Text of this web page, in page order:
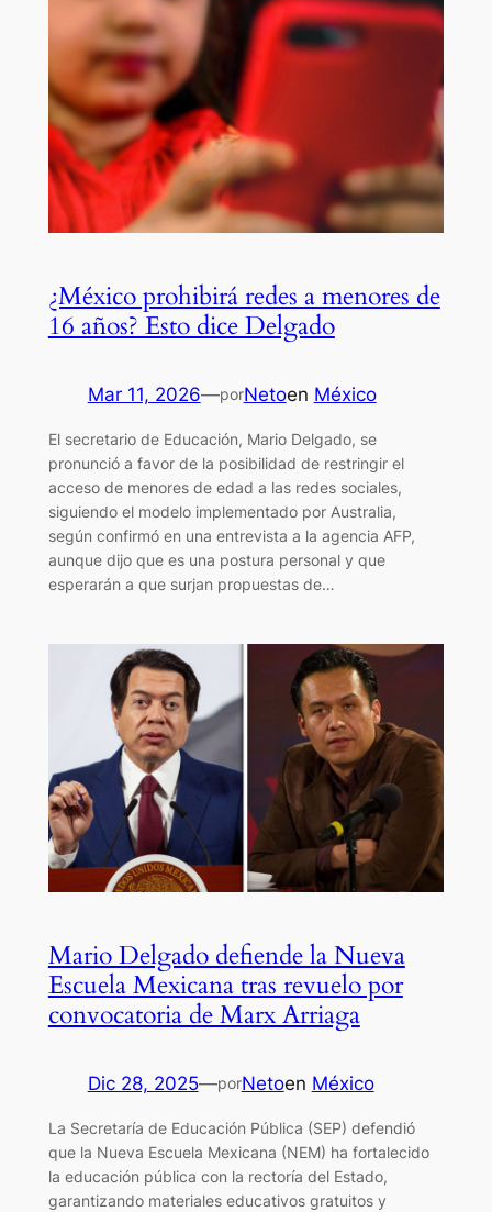
¿México prohibirá redes a menores de
16 años? Esto dice Delgado
Mar 11, 2026—porNetoen México
El secretario de Educación, Mario Delgado, se
pronunció a favor de la posibilidad de restringir el
acceso de menores de edad a las redes sociales,
siguiendo el modelo implementado por Australia,
según confirmó en una entrevista a la agencia AFP,
aunque dijo que es una postura personal y que
esperarán a que surjan propuestas de…
Mario Delgado defiende la Nueva
Escuela Mexicana tras revuelo por
convocatoria de Marx Arriaga
Dic 28, 2025—porNetoen México
La Secretaría de Educación Pública (SEP) defendió
que la Nueva Escuela Mexicana (NEM) ha fortalecido
la educación pública con la rectoría del Estado,
garantizando materiales educativos gratuitos y